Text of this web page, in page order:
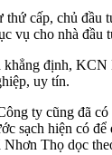
cấp, chủ
vụ cho nhà đầu
định, KCN
uy tín.
ty cũng đã
sạch hiện có
Thọ dọc